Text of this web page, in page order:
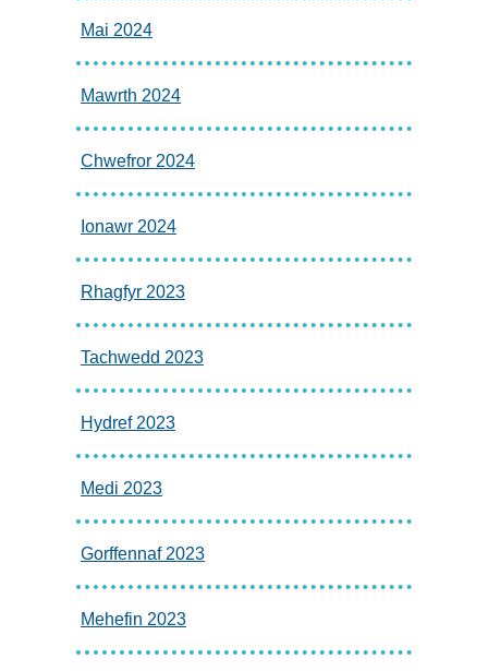
Mai 2024
Mawrth 2024
Chwefror 2024
Ionawr 2024
Rhagfyr 2023
Tachwedd 2023
Hydref 2023
Medi 2023
Gorffennaf 2023
Mehefin 2023